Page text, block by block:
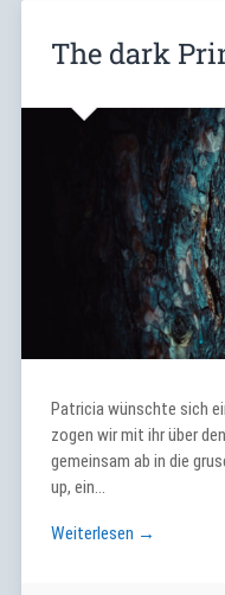
The dark
Patricia wünschte sich
zogen wir mit ihr über
gemeinsam ab in die
up, ein…
Weiterlesen →